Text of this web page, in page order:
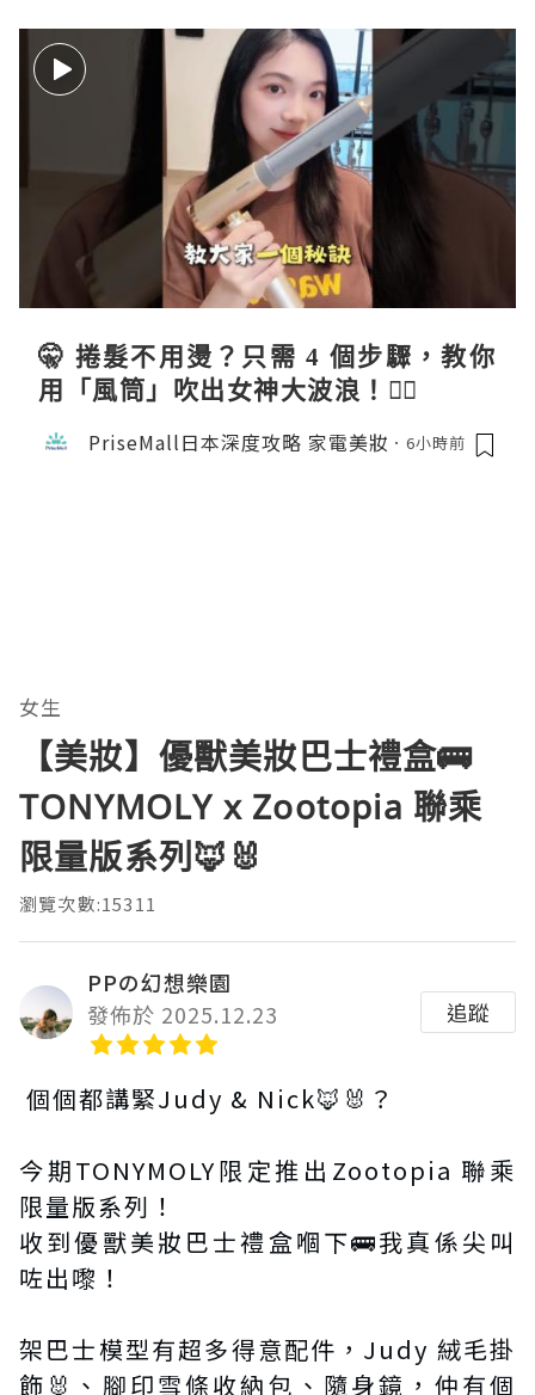
🤫 捲髮不用燙？只需 4 個步驟，教你
用「風筒」吹出女神大波浪！💇‍♀️
PriseMall日本深度攻略 家電美妝 6小時前
女生
【美妝】優獸美妝巴士禮盒🚌
TONYMOLY x Zootopia 聯乘
限量版系列🦊🐰
瀏覽次數:15311
PPの幻想樂園
發佈於 2025.12.23
追蹤
個個都講緊Judy & Nick🦊🐰？
今期TONYMOLY限定推出Zootopia 聯乘
限量版系列！
收到優獸美妝巴士禮盒嗰下🚌我真係尖叫
咗出嚟！
架巴士模型有超多得意配件，Judy 絨毛掛
飾🐰、腳印雪條收納包、隨身鏡，仲有個